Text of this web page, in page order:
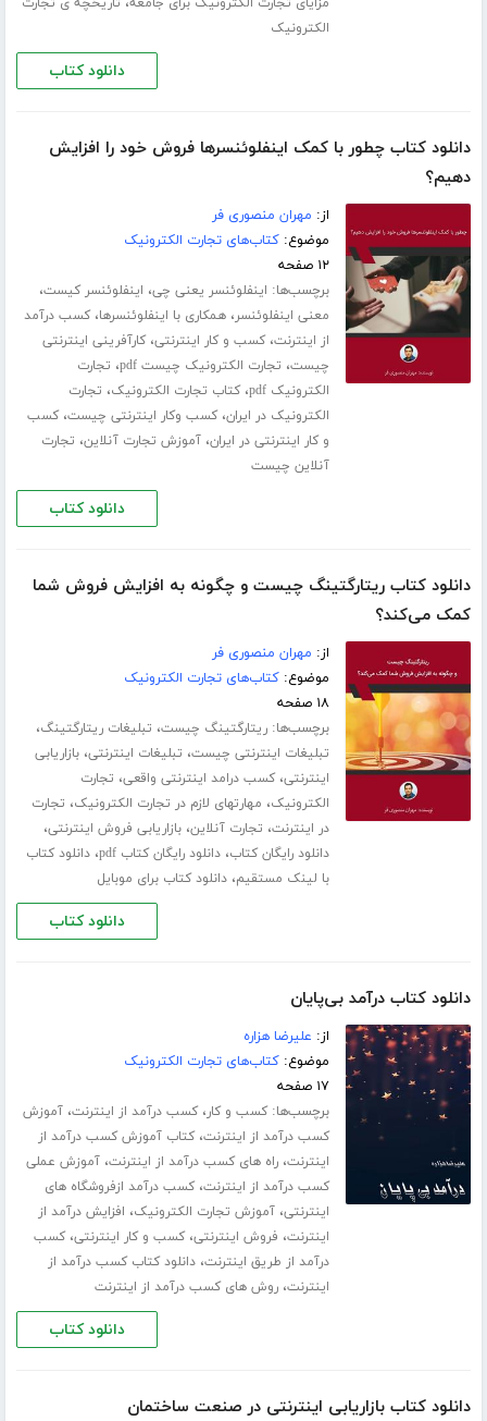
مزایای تجارت الکترونیک برای جامعه تاریخچه ی تجارت
الکترونیک
دانلود کتاب
دانلود کتاب چطور با کمک اینفلوئنسرها فروش خود را افزایش
دهیم؟
از: مهران منصوری فر
موضوع:کتاب‌های تجارت الکترونیک
۱۲ صفحه
برچسب‌ها: اینفلوئنسر یعنی چی، اینفلوئنسر کیست،
معنی اینفلوئنسر،همکاری با اینفلوئنسرها،کسب درآمد
از اینترنت،کسب و کار اینترنتی،کارآفرینی اینترنتی
چیست، تجارت الکترونیک چیست pdf ، تجارت
الکترونیک pdf
،کتاب تجارت الکترونیک، تجارت
الکترونیک در ایران،کسب وکار اینترنتی چیست،کسب
و کار اینترنتی در ایران،آموزش تجارت آنلاین، تجارت
آنلاین چیست
دانلود کتاب
دانلود کتاب ریتارگتینگ چیست و چگونه به افزایش فروش شما
کمک می‌کند؟
از: مهران منصوری فر
موضوع:کتاب‌های تجارت الکترونیک
۱۸ صفحه
برچسب‌ها:ریتارگتینگ چیست، تبلیغات ریتارگتینگ،
تبلیغات اینترنتی چیست، تبلیغات اینترنتی،بازاریابی
اینترنتی،کسب درامد اینترنتی واقعی، تجارت
الکترونیک، مهارتهای لازم در تجارت الکترونیک، تجارت
در اینترنت، تجارت آنلاین،بازاریابی فروش اینترنتی،
دانلود رایگان کتاب،دانلود رایگان کتاب pdf ،دانلود کتاب
با لینک مستقیم،دانلود کتاب برای موبایل
دانلود کتاب
دانلود کتاب درآمد بی‌پایان
از: علیرضا هزاره
موضوع:کتاب‌های تجارت الکترونیک
۱۷ صفحه
برچسب‌ها:کسب و کار،کسب درآمد از اینترنت،آموزش
کسب درآمد از اینترنت،کتاب آموزش کسب درآمد از
اینترنت،راه های کسب درآمد از اینترنت،آموزش عملی
کسب درآمد از اینترنت،کسب درآمد ازفروشگاه های
اینترنتی،آموزش تجارت الکترونیک، افزایش درآمد از
اینترنت، فروش اینترنتی،کسب و کار اینترنتی،کسب
درآمد از طریق اینترنت،دانلود کتاب کسب درآمد از
اینترنت،روش های کسب درآمد از اینترنت
دانلود کتاب
دانلود کتاب بازاریابی اینترنتی در صنعت ساختمان